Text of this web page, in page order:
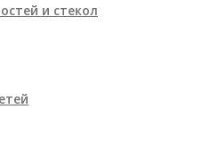
и стекол